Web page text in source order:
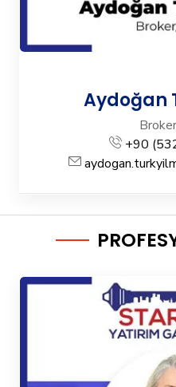
Aydoğan
+90